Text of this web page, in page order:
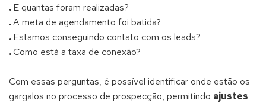
.E quantas foram realizadas?
.A meta de agendamento foi batida?
.Estamos conseguindo contato com os leads?
.Como está a taxa de conexão?
Com essas perguntas, é possível identificar onde estão os
gargalos no processo de prospecção, permitindo ajustes